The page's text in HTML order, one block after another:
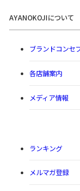
AYANOKOJIについて
ブランドコンセ
各店舗案内
メディア情報
ランキング
メルマガ登録